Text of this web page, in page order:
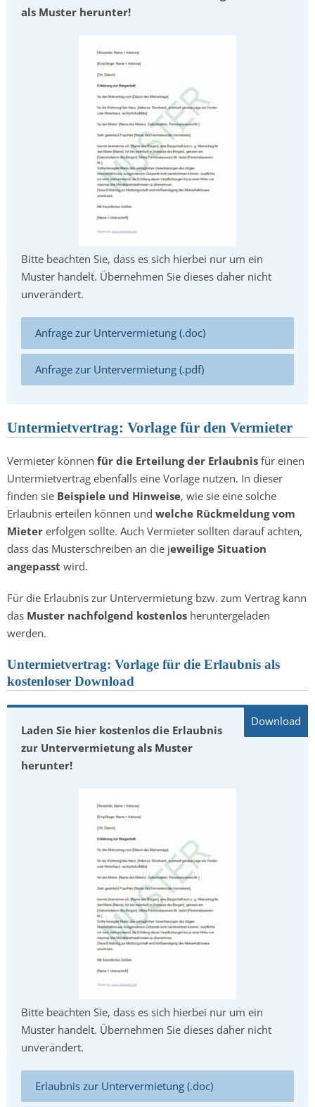
als Muster herunter!
Bitte beachten Sie, dass es sich hierbei nur um ein
Muster handelt. Übernehmen Sie dieses daher nicht
unverändert.
Anfrage zur Untervermietung (.doc)
Anfrage zur Untervermietung (.pdf)
Untermietvertrag: Vorlage für den Vermieter
Vermieter können für die Erteilung der Erlaubnis für einen
Untermietvertrag ebenfalls eine Vorlage nutzen. In dieser
finden sie Beispiele und Hinweise, wie sie eine solche
Erlaubnis erteilen können und welche Rückmeldung vom
Mieter erfolgen sollte. Auch Vermieter sollten darauf achten,
dass das Musterschreiben an die jeweilige Situation
angepasst wird.
Für die Erlaubnis zur Untervermietung bzw. zum Vertrag kann
das Muster nachfolgend kostenlos heruntergeladen
werden.
Untermietvertrag: Vorlage für die Erlaubnis als
kostenloser Download
Laden Sie hier kostenlos die Erlaubnis
zur Untervermietung als Muster
herunter!
Bitte beachten Sie, dass es sich hierbei nur um ein
Muster handelt. Übernehmen Sie dieses daher nicht
unverändert.
Erlaubnis zur Untervermietung (.doc)